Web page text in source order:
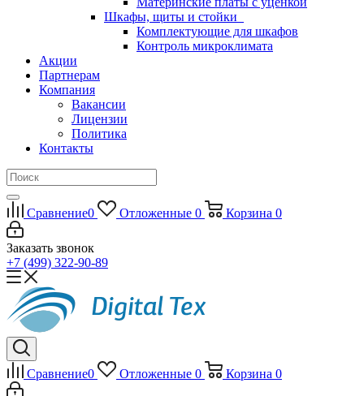
Шкафы, щиты и стойки
Комплектующие для шкафов
Контроль микроклимата
Акции
Партнерам
Компания
Вакансии
Лицензии
Политика
Контакты
Сравнение0 Отложенные 0 Корзина 0
Заказать звонок
+7 (499) 322-90-89
Сравнение0 Отложенные 0 Корзина 0